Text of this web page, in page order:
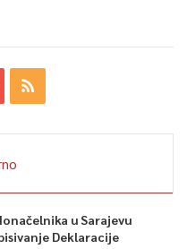
u Sarajevu
Deklaracije